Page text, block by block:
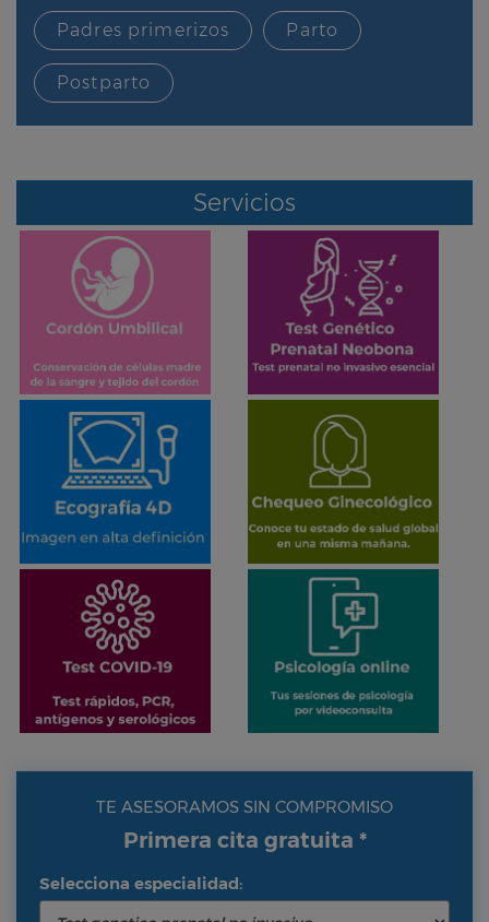
Padres primerizos Parto
Postparto
Servicios
TE ASESORAMOS SIN COMPROMISO
Primera cita gratuita *
Selecciona especialidad: